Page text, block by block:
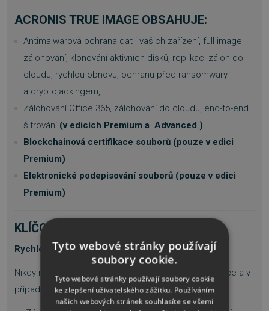
ACRONIS TRUE IMAGE OBSAHUJE:
Antimalwarová ochrana dat i vašich zařízení, full image
zálohování, klonování aktivních disků, replikaci záloh do
cloudu, rychlou obnovu, ochranu před ransomwary
a cryptojackingem,
Zálohování Office 365, zálohování do cloudu, end-to-end
šifrování (v edicích Premium a Advanced )
Blockchainová certifikace souborů (pouze v edici
Premium)
Elektronické podepisování souborů (pouze v edici
Premium)
KLÍČOVÉ FUNKCE:
Rychlé zálohování a obnova
Nikdy nepřijdete o cenné soubory nebo drahé aplikace a v
případě potřeby bleskově obnovíte systém.
Tyto webové stránky používají
soubory cookie.
Tyto webové stránky používají soubory cookie
ke zlepšení uživatelského zážitku. Používáním
našich webových stránek souhlasíte se všemi